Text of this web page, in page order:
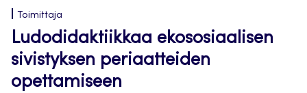
Toimittaja
Ludodidaktiikkaa ekososiaalisen
sivistyksen periaatteiden
opettamiseen